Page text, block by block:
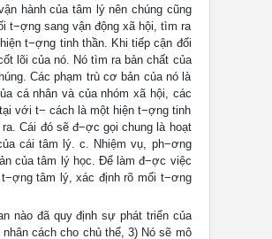
hành của tâm lý nên chúng cũng
t−ợng sang vận động xã hội, tìm ra
t−ợng tinh thần. Khi tiếp cận đối
lõi của nó. Nó tìm ra bản chất của
Các phạm trù cơ bản của nó là
cá nhân và của nhóm xã hội, các
với t− cách là một hiện t−ợng tinh
Cái đó sẽ đ−ợc gọi chung là hoạt
cái tâm lý. c. Nhiệm vụ, ph−ơng
của tâm lý học. Để làm đ−ợc việc
tâm lý, xác định rõ mối t−ơng
nào đã quy định sự phát triển của
cách cho chủ thể, 3) Nó sẽ mô